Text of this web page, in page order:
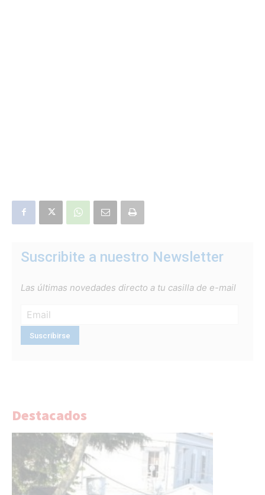
Suscribite a nuestro Newsletter
Las últimas novedades directo a tu casilla de e-mail
Destacados